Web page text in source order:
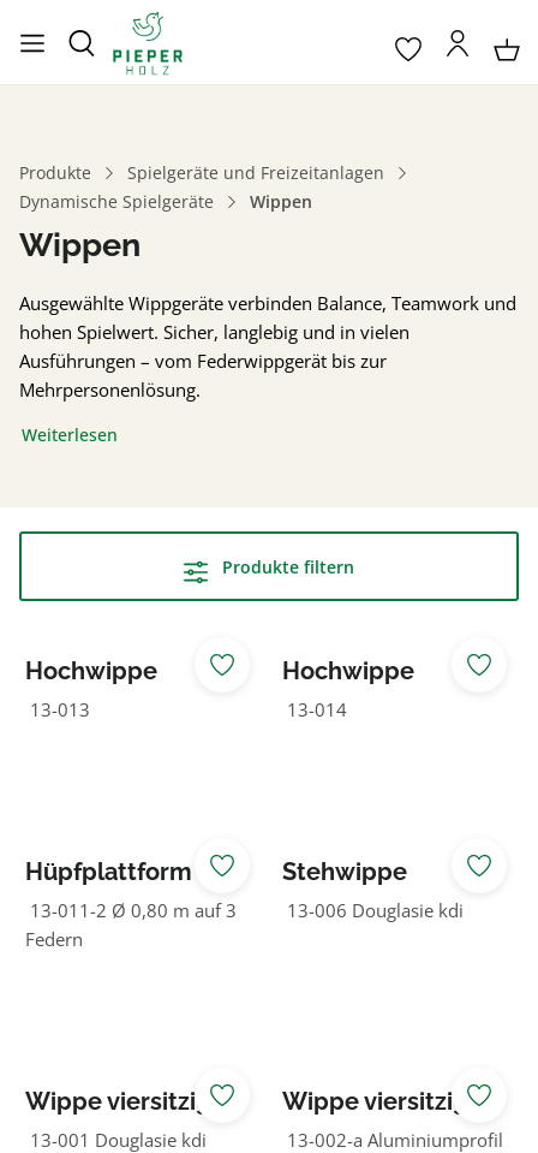
Produkte
Spielgeräte und Freizeitanlagen
Dynamische Spielgeräte
Wippen
Wippen
Ausgewählte Wippgeräte verbinden Balance, Teamwork und
hohen Spielwert. Sicher, langlebig und in vielen
Ausführungen – vom Federwippgerät bis zur
Mehrpersonenlösung.
Weiterlesen
Produkte filtern
Hochwippe
viersitzig
13-013
Hochwippe
zweisitzig
13-014
Hüpfplattform
13-011-2 Ø 0,80 m auf 3
Federn
Stehwippe
13-006 Douglasie kdi
Wippe viersitzig
13-001 Douglasie kdi
Wippe viersitzig
13-002-a Aluminiumprofil